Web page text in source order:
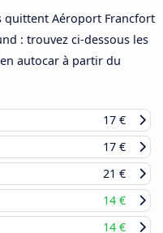
quittent Aéroport Francfort
: trouvez ci-dessous les
autocar à partir du
17 €
17 €
21 €
14 €
14 €